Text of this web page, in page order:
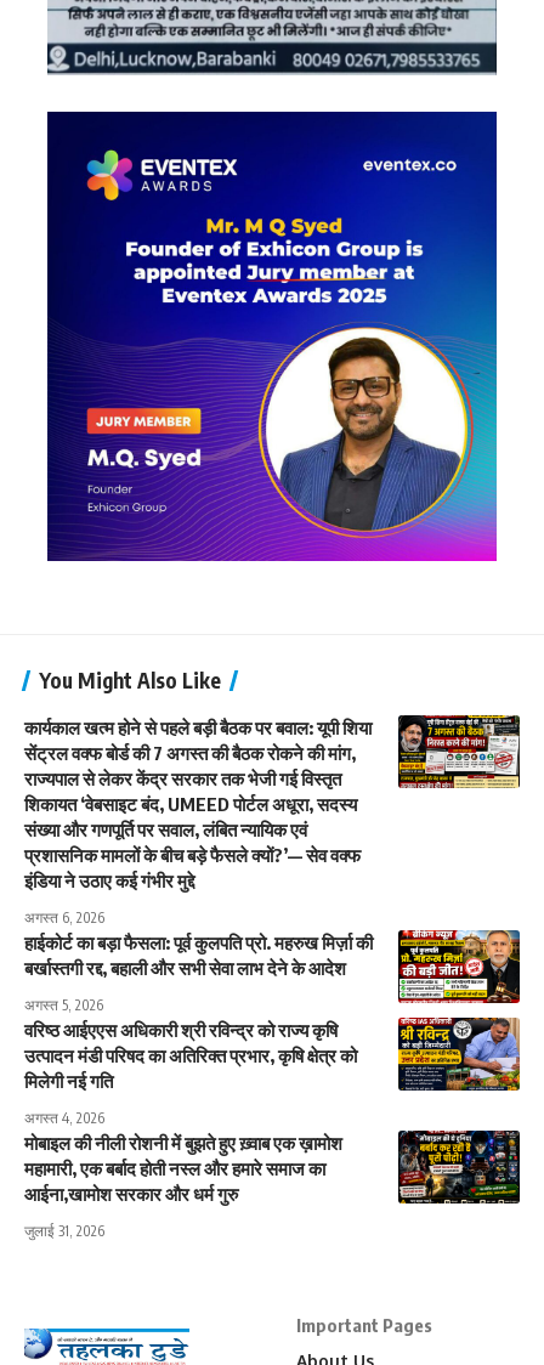
You Might Also Like
कार्यकाल खत्म होने से पहले बड़ी बैठक पर बवाल: यूपी शिया
सेंट्रल वक्फ बोर्ड की 7 अगस्त की बैठक रोकने की मांग,
राज्यपाल से लेकर केंद्र सरकार तक भेजी गई विस्तृत
शिकायत ‘वेबसाइट बंद, UMEED पोर्टल अधूरा, सदस्य
संख्या और गणपूर्ति पर सवाल, लंबित न्यायिक एवं
प्रशासनिक मामलों के बीच बड़े फैसले क्यों?’— सेव वक्फ
इंडिया ने उठाए कई गंभीर मुद्दे
अगस्त 6, 2026
हाईकोर्ट का बड़ा फैसला: पूर्व कुलपति प्रो. महरुख मिर्ज़ा की
बर्खास्तगी रद्द, बहाली और सभी सेवा लाभ देने के आदेश
अगस्त 5, 2026
वरिष्ठ आईएएस अधिकारी श्री रविन्द्र को राज्य कृषि
उत्पादन मंडी परिषद का अतिरिक्त प्रभार, कृषि क्षेत्र को
मिलेगी नई गति
अगस्त 4, 2026
मोबाइल की नीली रोशनी में बुझते हुए ख़्वाब एक ख़ामोश
महामारी, एक बर्बाद होती नस्ल और हमारे समाज का
आईना,खामोश सरकार और धर्म गुरु
जुलाई 31, 2026
Important Pages
About Us